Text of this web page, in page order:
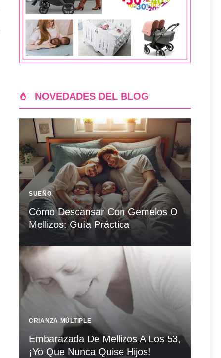
NOVEDADES DEL BLOG
SUEÑO
Cómo Descansar Con Gemelos O
Mellizos: Guía Práctica
CRIANZA MÚLTIPLE
Embarazada De Mellizos A Los 53,
¡Yo Que Nunca Quise Hijos!